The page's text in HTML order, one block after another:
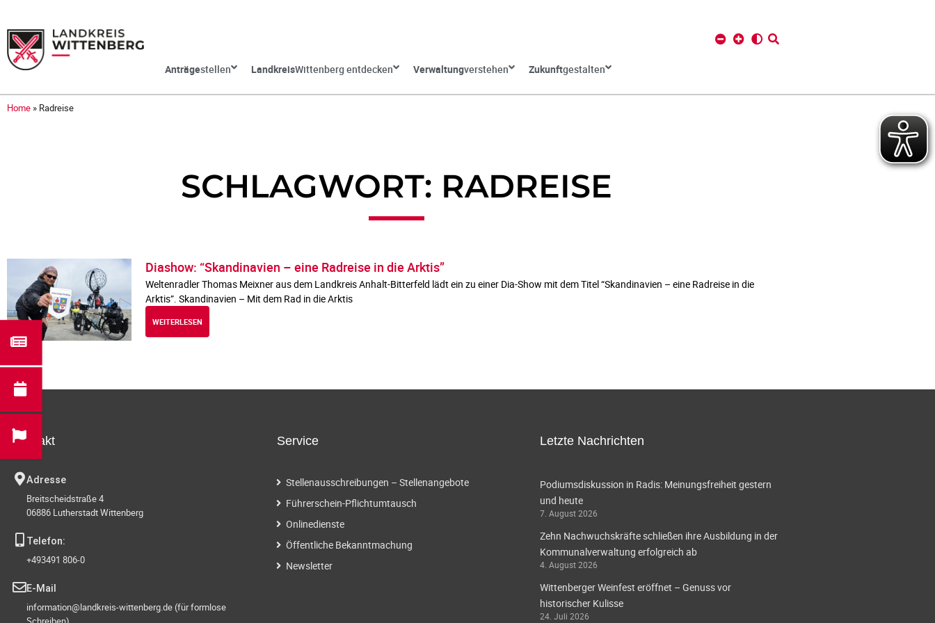
Anträgestellen LandkreisWittenberg entdecken Verwaltungverstehen Zukunftgestalten
Home » Radreise
SCHLAGWORT: RADREISE
Diashow: “Skandinavien – eine Radreise in die Arktis”
Weltenradler Thomas Meixner aus dem Landkreis Anhalt-Bitterfeld lädt ein zu einer Dia-Show mit dem Titel “Skandinavien – eine Radreise in die
Arktis”. Skandinavien – Mit dem Rad in die Arktis
WEITERLESEN
Kontakt
Adresse
Breitscheidstraße 4
06886 Lutherstadt Wittenberg
Telefon:
+493491 806-0
E-Mail
information@landkreis-wittenberg.de (für formlose
Service
Stellenausschreibungen – Stellenangebote
Führerschein-Pflichtumtausch
Onlinedienste
Öffentliche Bekanntmachung
Newsletter
Letzte Nachrichten
Podiumsdiskussion in Radis: Meinungsfreiheit gestern
und heute
7. August 2026
Zehn Nachwuchskräfte schließen ihre Ausbildung in der
Kommunalverwaltung erfolgreich ab
4. August 2026
Wittenberger Weinfest eröffnet – Genuss vor
historischer Kulisse
24. Juli 2026